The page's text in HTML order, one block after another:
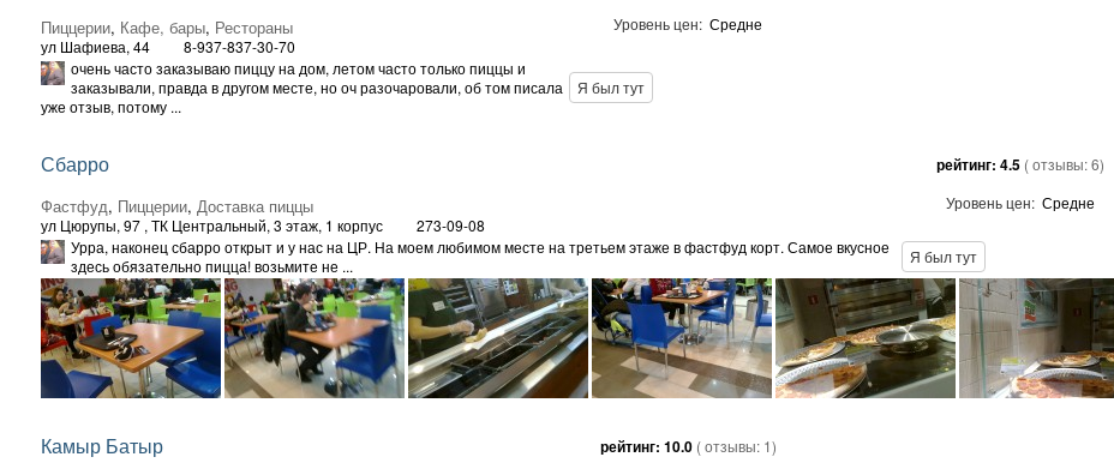
Пиццерии, Кафе, бары, Рестораны
ул Шафиева, 44 8-937-837-30-70
Уровень цен: Средне
очень часто заказываю пиццу на дом, летом часто только пиццы и
заказывали, правда в другом месте, но оч разочаровали, об том писала
уже отзыв, потому ...
Я был тут
Сбарро
Фастфуд, Пиццерии, Доставка пиццы
ул Цюрупы, 97 , ТК Центральный, 3 этаж, 1 корпус 273-09-08
рейтинг: 4.5 ( отзывы:6)
Уровень цен: Средне
Урра, наконец сбарро открыт и у нас на ЦР. На моем любимом месте на третьем этаже в фастфуд корт. Самое вкусное
здесь обязательно пицца! возьмите не ...
Я был тут
Камыр Батыр рейтинг: 10.0 ( отзывы: 1)